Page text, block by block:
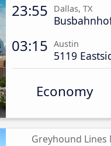
23:55 Dallas, TX
03:15 Austin
5119
Economy
Greyhound Lines